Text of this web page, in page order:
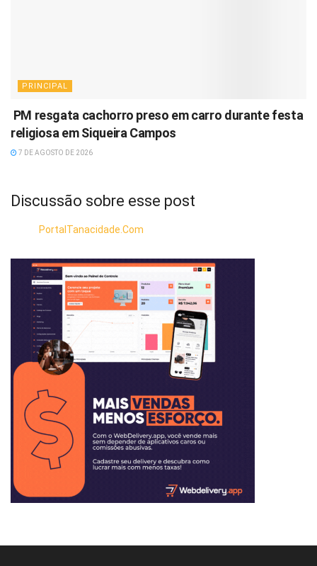
PRINCIPAL
PM resgata cachorro preso em carro durante festa
religiosa em Siqueira Campos
7 DE AGOSTO DE 2026
Discussão sobre esse post
PortalTanacidade.Com